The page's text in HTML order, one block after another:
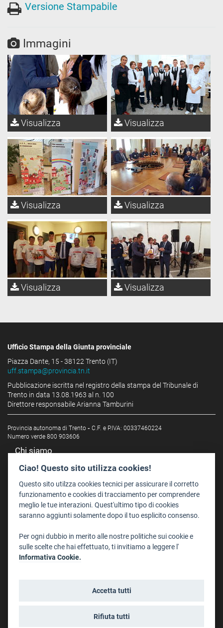
Versione Stampabile
Immagini
Visualizza Visualizza
Visualizza Visualizza
Visualizza Visualizza
Ufficio Stampa della Giunta provinciale
Piazza Dante, 15 - 38122 Trento (IT)
uff.stampa@provincia.tn.it
Pubblicazione iscritta nel registro della stampa del Tribunale di
Trento in data 13.08.1963 al n. 100
Direttore responsabile Arianna Tamburini
Provincia autonoma di Trento - C.F. e P.IVA: 00337460224
Numero verde 800 903606
Chi siamo
Redazione
Staff
Format - Centro Audiovisivi
Trentino Film Commission
Dove Siamo
Struttura di riferimento
Ciao! Questo sito utilizza cookies!
Questo sito utilzza cookies tecnici per assicurare il corretto
funzionamento e cookies di tracciamento per comprendere
meglio le tue interazioni. Quest'ultimo tipo di cookies
saranno aggiunti solamente dopo il tuo esplicito consenso.
Per ogni dubbio in merito alle nostre politiche sui cookie e
sulle scelte che hai effettuato, ti invitiamo a leggere l'
Informativa Cookie.
Accetta tutti
Rifiuta tutti